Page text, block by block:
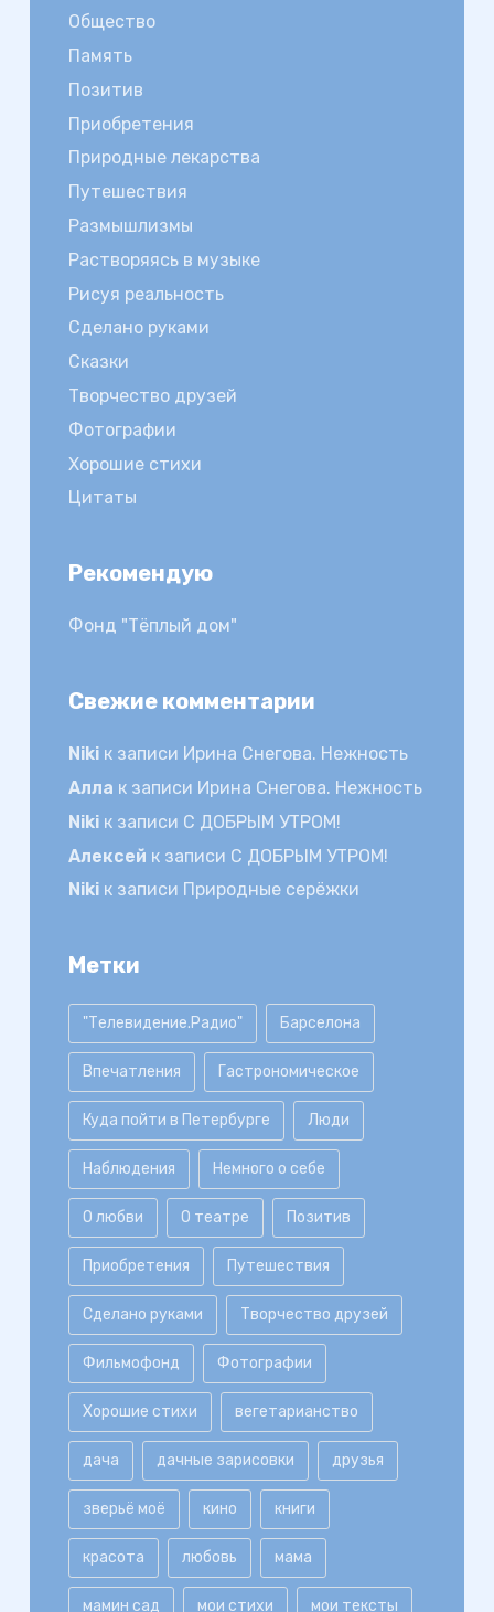
Общество
Память
Позитив
Приобретения
Природные лекарства
Путешествия
Размышлизмы
Растворяясь в музыке
Рисуя реальность
Сделано руками
Сказки
Творчество друзей
Фотографии
Хорошие стихи
Цитаты
Рекомендую
Фонд "Тёплый дом"
Свежие комментарии
Nikiк записи Ирина Снегова. Нежность
Алла к записи Ирина Снегова. Нежность
Nikiк записи С ДОБРЫМ УТРОМ!
Алексей к записи С ДОБРЫМ УТРОМ!
Nikiк записи Природные серёжки
Метки
"Телевидение.Радио" Барселона
Впечатления Гастрономическое
Куда пойти в Петербурге Люди
Наблюдения Немного о себе
О любви О театре Позитив
Приобретения Путешествия
Сделано руками Творчество друзей
Фильмофонд Фотографии
Хорошие стихи вегетарианство
дача дачные зарисовки друзья
зверьё моё кино книги
красота любовь мама
мамин сад мои стихи мои тексты